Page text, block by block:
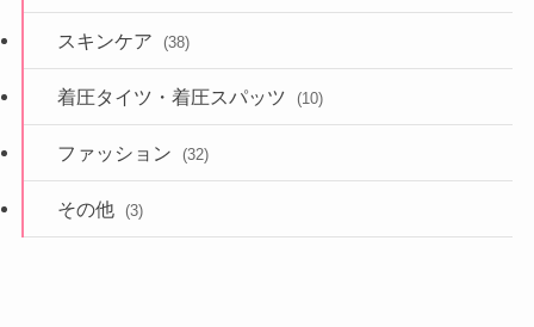
スキンケア (38)
着圧タイツ・着圧スパッツ (10)
ファッション (32)
その他 (3)